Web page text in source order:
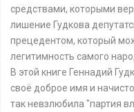
средствами, которыми
лишение Гудкова
прецедентом, который
легитимность самого
В этой книге Геннадий
своё доброе имя и
так невзлюбила "партия